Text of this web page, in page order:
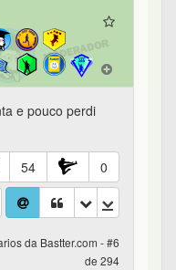
e pouco perdi
54
0
da Bastter.com - #6
de 294